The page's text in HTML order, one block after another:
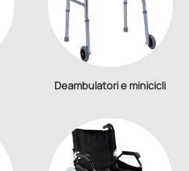
Deambulatori e minicicli